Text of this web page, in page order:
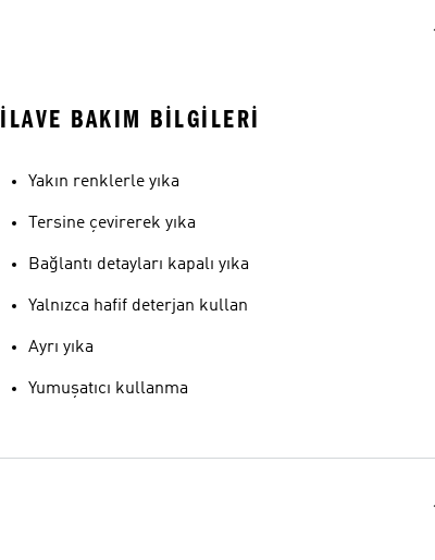
İLAVE BAKIM BILGILERI
Yakın renklerle yıka
Tersine çevirerek yıka
Bağlantı detayları kapalı yıka
Yalnızca hafif deterjan kullan
Ayrı yıka
Yumuşatıcı kullanma